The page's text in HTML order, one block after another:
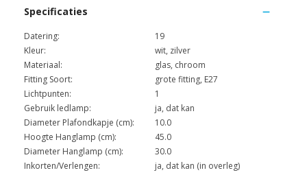
Specificaties
Datering:
19
Kleur:
wit, zilver
Materiaal:
glas, chroom
Fitting Soort:
grote fitting, E27
Lichtpunten:
1
Gebruik ledlamp:
ja, dat kan
Diameter Plafondkapje (cm):
10.0
Hoogte Hanglamp (cm):
45.0
Diameter Hanglamp (cm):
30.0
Inkorten/Verlengen:
ja, dat kan (in overleg)